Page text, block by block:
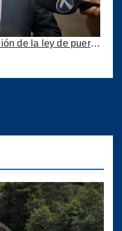
La importancia de la aprobación de la ley de puertos